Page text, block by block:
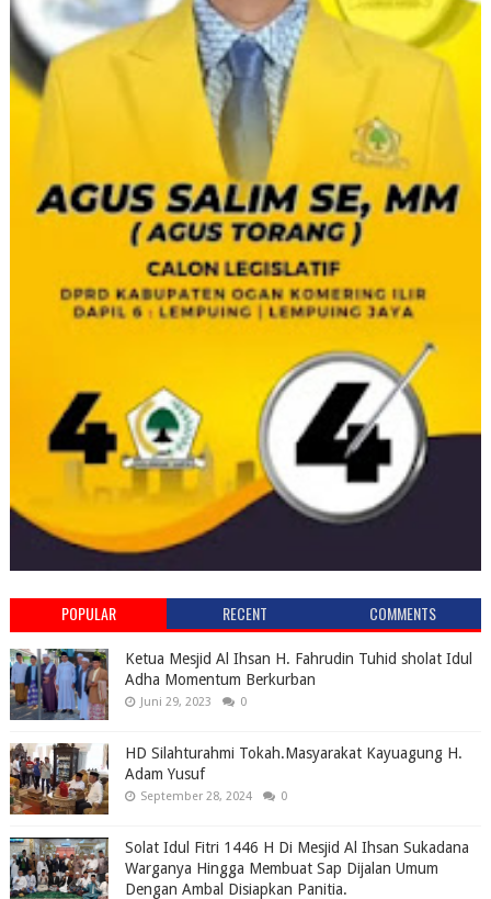
POPULAR RECENT COMMENTS
Ketua Mesjid Al Ihsan H. Fahrudin Tuhid sholat Idul
Adha Momentum Berkurban
Juni 29, 2023 0
HD Silahturahmi Tokah.Masyarakat Kayuagung H.
Adam Yusuf
September 28, 2024 0
Solat Idul Fitri 1446 H Di Mesjid Al Ihsan Sukadana
Warganya Hingga Membuat Sap Dijalan Umum
Dengan Ambal Disiapkan Panitia.